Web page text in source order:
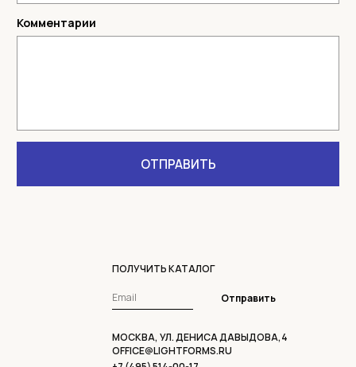
МОСКВА, УЛ. ДЕНИСА ДАВЫДОВА,4
ПОЛУЧИТЬ КАТАЛОГ
OFFICE@LIGHTFORMS.RU
Отправить